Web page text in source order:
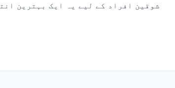
شوقین افراد کے لیے یہ ایک بہترین